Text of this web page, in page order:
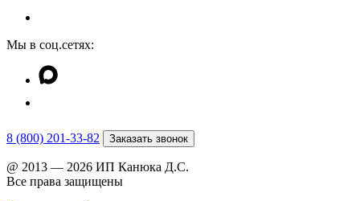
Мы в соц.сетях:
8 (800) 201-33-82 Заказать звонок
@ 2013 — 2026 ИП Канюка Д.С.
Все права защищены